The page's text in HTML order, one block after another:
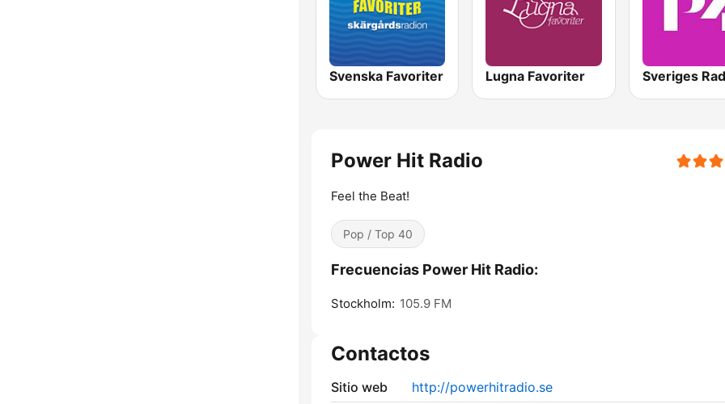
Svenska Favoriter Lugna Favoriter
Power Hit Radio
Feel the Beat!
Pop / Top 40
Frecuencias Power Hit Radio:
Stockholm: 105.9 FM
Contactos
Sitio web
http://powerhitradio.se